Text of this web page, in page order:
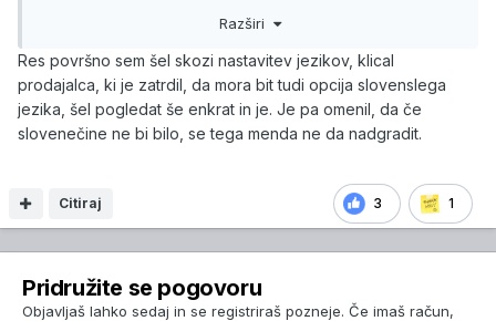
v CX-60 …
Razširi
Res površno sem šel skozi nastavitev jezikov, klical
prodajalca, ki je zatrdil, da mora bit tudi opcija slovenslega
jezika, šel pogledat še enkrat in je. Je pa omenil, da če
slovenečine ne bi bilo, se tega menda ne da nadgradit.
3 1
Citiraj
Pridružite se pogovoru
Objavljaš lahko sedaj in se registriraš pozneje. Če imaš račun,